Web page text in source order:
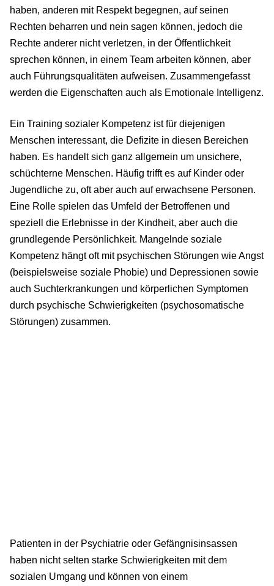
haben, anderen mit Respekt begegnen, auf seinen
Rechten beharren und nein sagen können, jedoch die
Rechte anderer nicht verletzen, in der Öffentlichkeit
sprechen können, in einem Team arbeiten können, aber
auch Führungsqualitäten aufweisen. Zusammengefasst
werden die Eigenschaften auch als Emotionale Intelligenz.
Ein Training sozialer Kompetenz ist für diejenigen
Menschen interessant, die Defizite in diesen Bereichen
haben. Es handelt sich ganz allgemein um unsichere,
schüchterne Menschen. Häufig trifft es auf Kinder oder
Jugendliche zu, oft aber auch auf erwachsene Personen.
Eine Rolle spielen das Umfeld der Betroffenen und
speziell die Erlebnisse in der Kindheit, aber auch die
grundlegende Persönlichkeit. Mangelnde soziale
Kompetenz hängt oft mit psychischen Störungen wie Angst
(beispielsweise soziale Phobie) und Depressionen sowie
auch Suchterkrankungen und körperlichen Symptomen
durch psychische Schwierigkeiten (psychosomatische
Störungen) zusammen.
Patienten in der Psychiatrie oder Gefängnisinsassen
haben nicht selten starke Schwierigkeiten mit dem
sozialen Umgang und können von einem